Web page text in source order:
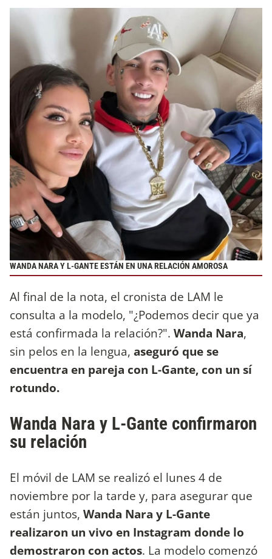
WANDA NARA Y L-GANTE ESTÁN EN UNA RELACIÓN AMOROSA
Al final de la nota, el cronista de LAM le
consulta a la modelo, "¿Podemos decir que ya
está confirmada la relación?". Wanda Nara,
sin pelos en la lengua, aseguró que se
encuentra en pareja con L-Gante, con un sí
rotundo.
Wanda Nara y L-Gante confirmaron
su relación
El móvil de LAM se realizó el lunes 4 de
noviembre por la tarde y, para asegurar que
están juntos, Wanda Nara y L-Gante
realizaron un vivo en Instagram donde lo
demostraron con actos. La modelo comenzó